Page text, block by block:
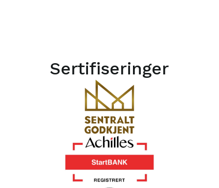
Sertifiseringer